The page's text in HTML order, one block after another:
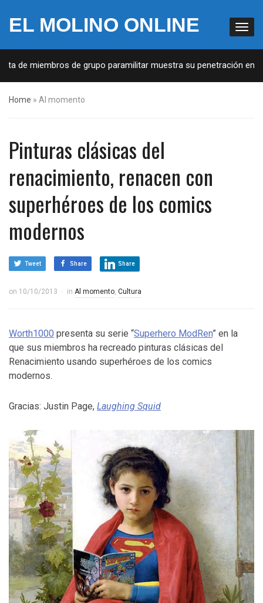
EL MOLINO ONLINE
de grupo paramilitar muestra su penetración en la
Home » Al momento
Pinturas clásicas del
renacimiento, renacen con
superhéroes de los comics
modernos
Tweet Share Share
on 10/10/2013 in Al momento, Cultura
Worth1000 presenta su serie “Superhero ModRen” en la
que sus miembros ha recreado pinturas clásicas del
Renacimiento usando superhéroes de los comics
modernos.
Gracias: Justin Page, Laughing Squid